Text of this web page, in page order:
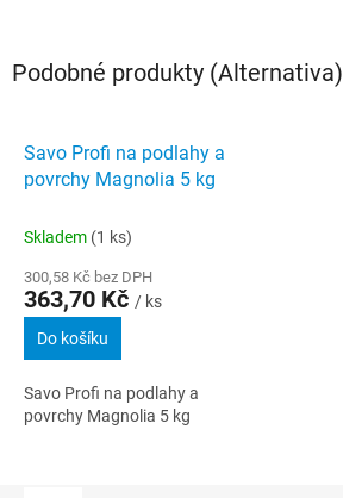
Podobné produkty (Alternativa)
Savo Profi na podlahy a
povrchy Magnolia 5 kg
Skladem (1 ks)
300,58 Kč bez DPH
363,70 Kč / ks
Do košíku
Savo Profi na podlahy a
povrchy Magnolia 5 kg